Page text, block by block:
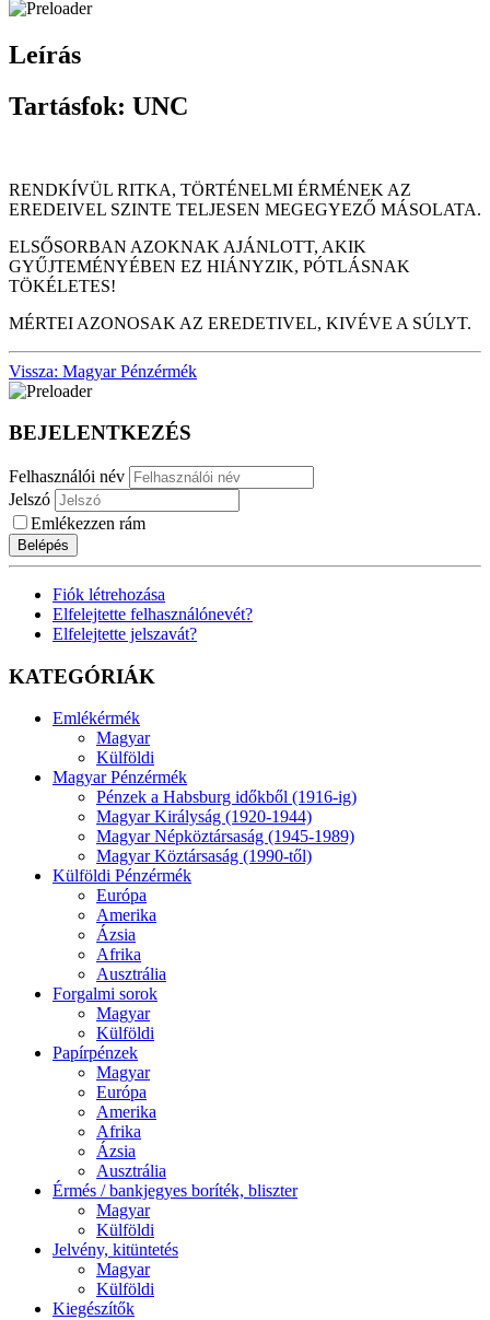
Leírás
Tartásfok: UNC
RENDKÍVÜL RITKA, TÖRTÉNELMI ÉRMÉNEK AZ
EREDEIVEL SZINTE TELJESEN MEGEGYEZŐ MÁSOLATA.
ELSŐSORBAN AZOKNAK AJÁNLOTT, AKIK
GYŰJTEMÉNYÉBEN EZ HIÁNYZIK, PÓTLÁSNAK
TÖKÉLETES!
MÉRTEI AZONOSAK AZ EREDETIVEL, KIVÉVE A SÚLYT.
Vissza: Magyar Pénzérmék
BEJELENTKEZÉS
Felhasználói név
Jelszó
Emlékezzen rám
Belépés
Fiók létrehozása
Elfelejtette felhasználónevét?
Elfelejtette jelszavát?
KATEGÓRIÁK
Emlékérmék
Magyar
Külföldi
Magyar Pénzérmék
Pénzek a Habsburg időkből (1916-ig)
Magyar Királyság (1920-1944)
Magyar Népköztársaság (1945-1989)
Magyar Köztársaság (1990-től)
Külföldi Pénzérmék
Európa
Amerika
Ázsia
Afrika
Ausztrália
Forgalmi sorok
Magyar
Külföldi
Papírpénzek
Magyar
Európa
Amerika
Afrika
Ázsia
Ausztrália
Érmés / bankjegyes boríték, bliszter
Magyar
Külföldi
Jelvény, kitüntetés
Magyar
Külföldi
Kiegészítők